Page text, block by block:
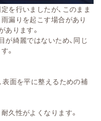
を行いましたが、このまま
漏りを起こす場合があり
あります。
が綺麗ではないため、同じ
。
表面を平に整えるための補
久性がよくなります。